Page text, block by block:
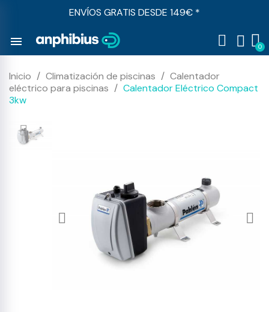
ENVÍOS GRATIS DESDE 149€ *
menu
Inicio Climatización de piscinas
Calentador
eléctrico para piscinas
Calentador Eléctrico Compact
3kw